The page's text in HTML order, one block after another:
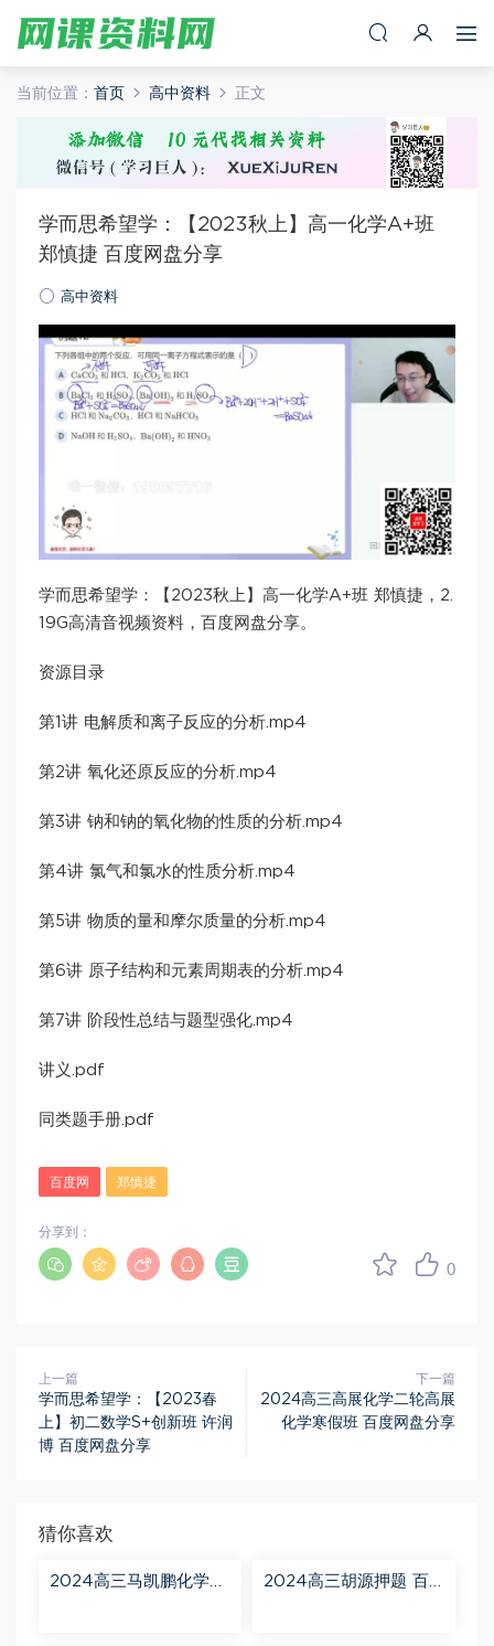
当前位置： 首页 高中资料 正文
学而思希望学：【2023秋上】高一化学A+班
郑慎捷 百度网盘分享
高中资料
学而思希望学：【2023秋上】高一化学A+班 郑慎捷，2.
19G高清音视频资料，百度网盘分享。
资源目录
第1讲 电解质和离子反应的分析.mp4
第2讲 氧化还原反应的分析.mp4
第3讲 钠和钠的氧化物的性质的分析.mp4
第4讲 氯气和氯水的性质分析.mp4
第5讲 物质的量和摩尔质量的分析.mp4
第6讲 原子结构和元素周期表的分析.mp4
第7讲 阶段性总结与题型强化.mp4
讲义.pdf
同类题手册.pdf
百度网 郑慎捷
0
分享到：
上一篇
学而思希望学：【2023春
上】初二数学S+创新班 许润
博 百度网盘分享
下一篇
2024高三高展化学二轮高展
化学寒假班 百度网盘分享
猜你喜欢
2024高三马凯鹏化学一
2024高三胡源押题 百